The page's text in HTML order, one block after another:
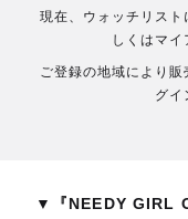
現在、ウォッチリス
しくはマイ
ご登録の地域により
グイ
▼『NEEDY GIRL